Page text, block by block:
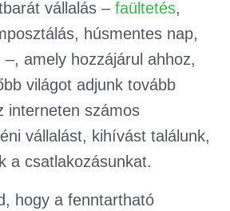
vállalás – faültetés,
húsmentes nap,
amely hozzájárul ahhoz,
világot adjunk tovább
interneten számos
vállalást, kihívást találunk,
a csatlakozásunkat.
hogy a fenntartható